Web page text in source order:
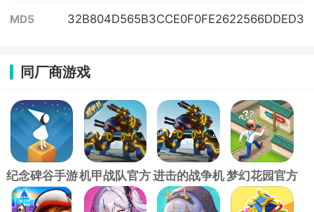
MD5 32B804D565B3CCE0F0FE2622566DDED3
同厂商游戏
纪念碑谷手游机甲战队官方
正版
进击的战争机
器
梦幻花园官方
正版